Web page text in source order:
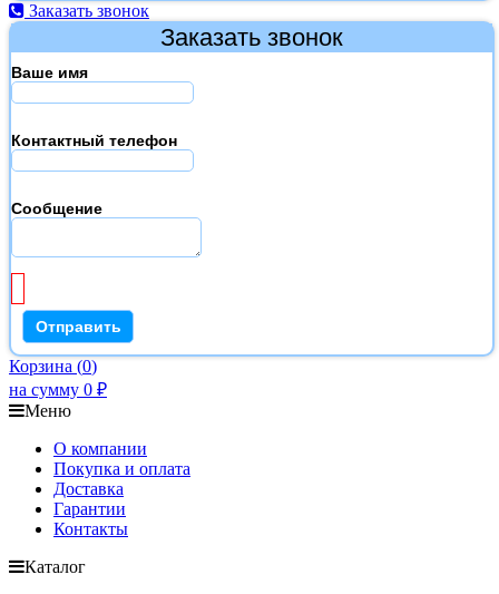
Заказать звонок
Заказать звонок
Ваше имя
Контактный телефон
Сообщение
Корзина (0)
на сумму 0 ₽
Меню
О компании
Покупка и оплата
Доставка
Гарантии
Контакты
Каталог